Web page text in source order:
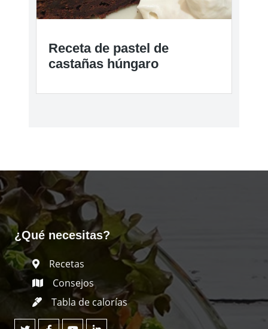
Receta de pastel de
castañas húngaro
¿Qué necesitas?
Recetas
Consejos
Tabla de calorías